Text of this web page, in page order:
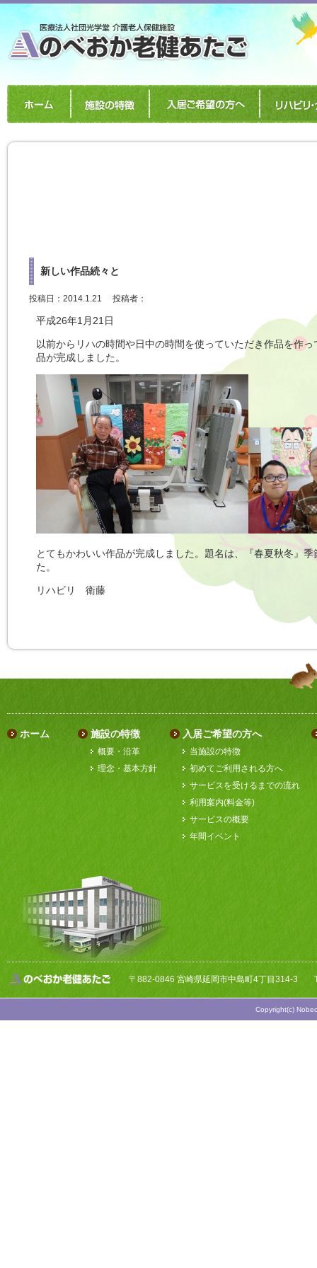
新しい作品続々と
投稿日：2014.1.21 投稿者：
平成26年1月21日
以前からリハの時間や日中の時間を使っていただき作品を作
品が完成しました。
とてもかわいい作品が完成しました。題名は、『春夏秋冬』
た。
リハビリ 衛藤
ホーム 施設の特徴
概要・沿革
理念・基本方針
入居ご希望の方へ
当施設の特徴
初めてご利用される方へ
サービスを受けるまでの流れ
利用案内(料金等)
サービスの概要
年間イベント
〒882-0846 宮崎県延岡市中島町4丁目314-3
Copyright(c)